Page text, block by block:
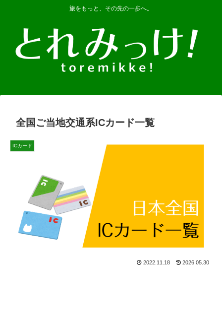
旅をもっと、その先の一歩へ。
全国ご当地交通系ICカード一覧
ICカード
2022.11.18 2026.05.30